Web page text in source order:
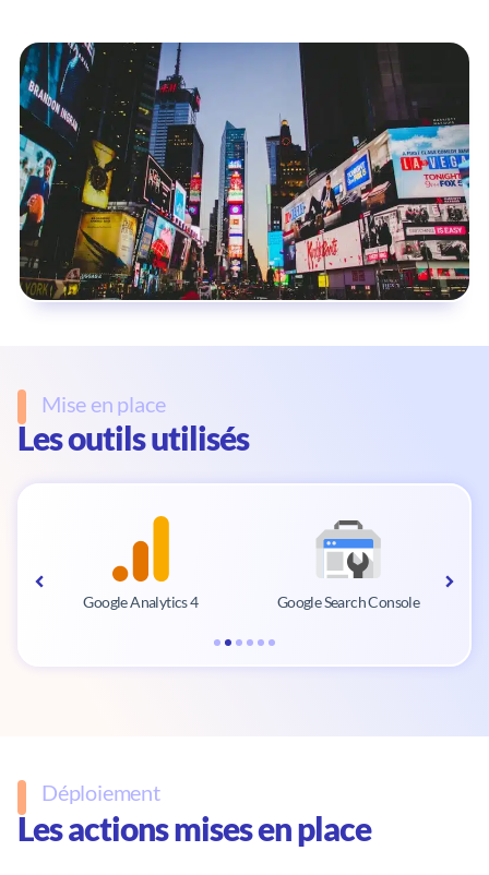
Mise en place
Les outils utilisés
Google Analytics 4 Google Search Console
Déploiement
Les actions mises en place